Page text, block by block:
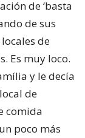
de
comida
poco más
pensar en